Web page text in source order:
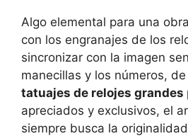
Algo elemental para una
con los engranajes de los
sincronizar con la imagen
manecillas y los números,
tatuajes de relojes grandes
apreciados y exclusivos, el
siempre busca la